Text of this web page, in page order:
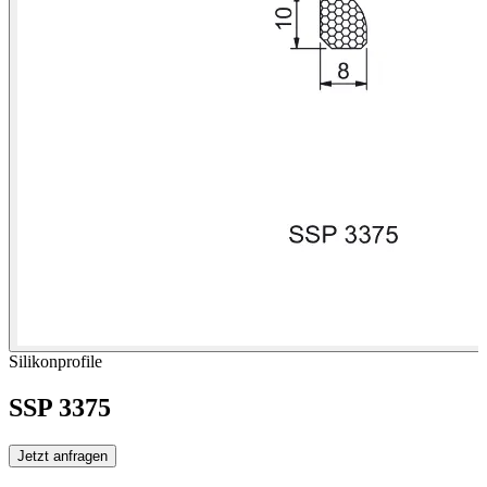
Silikonprofile
SSP 3375
Jetzt anfragen